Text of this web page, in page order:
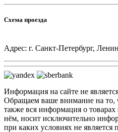
Схема проезда
Адрес: г. Санкт-Петербург,
Информация на сайте не
Обращаем ваше внимание на то,
также вся информация о товарах
нём, носит исключительно
при каких условиях не является